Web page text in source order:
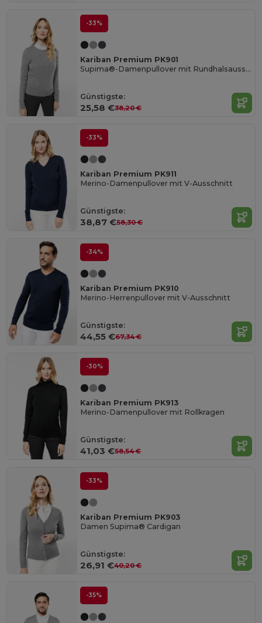
-33%
Kariban Premium PK901
Supima®-Damenpullover mit Rundhalsausschnitt
Günstigste:
25,58 €38,20 €
-33%
Kariban Premium PK911
Merino-Damenpullover mit V-Ausschnitt
Günstigste:
38,87 €58,30 €
-34%
Kariban Premium PK910
Merino-Herrenpullover mit V-Ausschnitt
Günstigste:
44,55 €67,34 €
-30%
Kariban Premium PK913
Merino-Damenpullover mit Rollkragen
Günstigste:
41,03 €58,54 €
-33%
Kariban Premium PK903
Damen Supima® Cardigan
Günstigste:
26,91 €40,20 €
-35%